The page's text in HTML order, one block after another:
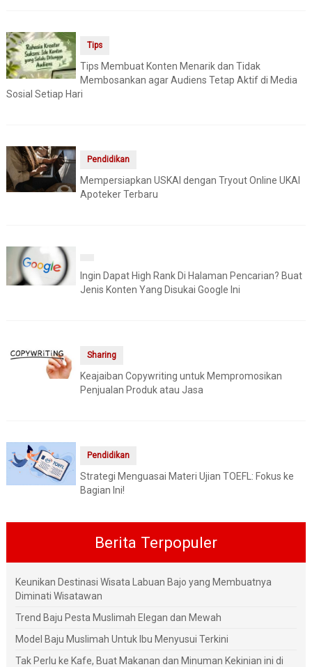
Tips
Tips Membuat Konten Menarik dan Tidak
Membosankan agar Audiens Tetap Aktif di Media
Sosial Setiap Hari
Pendidikan
Mempersiapkan USKAI dengan Tryout Online UKAI
Apoteker Terbaru
Ingin Dapat High Rank Di Halaman Pencarian? Buat
Jenis Konten Yang Disukai Google Ini
Sharing
Keajaiban Copywriting untuk Mempromosikan
Penjualan Produk atau Jasa
Pendidikan
Strategi Menguasai Materi Ujian TOEFL: Fokus ke
Bagian Ini!
Berita Terpopuler
Keunikan Destinasi Wisata Labuan Bajo yang Membuatnya
Diminati Wisatawan
Trend Baju Pesta Muslimah Elegan dan Mewah
Model Baju Muslimah Untuk Ibu Menyusui Terkini
Tak Perlu ke Kafe, Buat Makanan dan Minuman Kekinian ini di